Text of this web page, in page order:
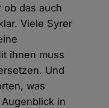
ob das auch
Viele Syrer
ihnen muss
Und
was
in